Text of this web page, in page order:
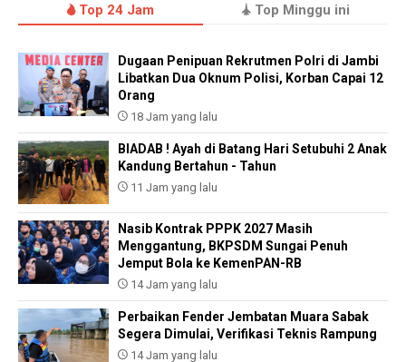
Top 24 Jam Top Minggu ini
Dugaan Penipuan Rekrutmen Polri di Jambi
Libatkan Dua Oknum Polisi, Korban Capai 12
Orang
18 Jam yang lalu
BIADAB ! Ayah di Batang Hari Setubuhi 2 Anak
Kandung Bertahun - Tahun
11 Jam yang lalu
Nasib Kontrak PPPK 2027 Masih
Menggantung, BKPSDM Sungai Penuh
Jemput Bola ke KemenPAN-RB
14 Jam yang lalu
Perbaikan Fender Jembatan Muara Sabak
Segera Dimulai, Verifikasi Teknis Rampung
14 Jam yang lalu